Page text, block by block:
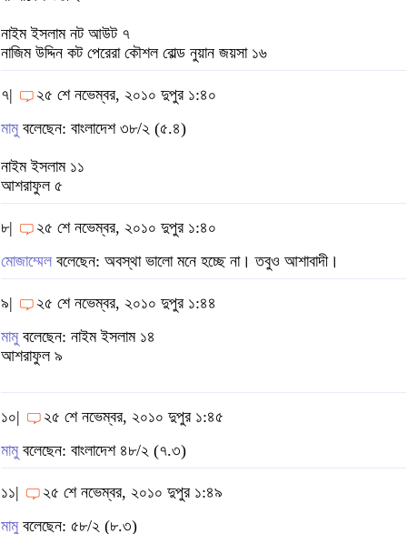
নাইম ইসলাম নট আউট ৭
নাজিম উদ্দিন কট পেরেরা কৌশল বোল্ড নুয়ান জয়সা ১৬
৭|
২৫ শে নভেম্বর, ২০১০ দুপুর ১:৪০
মামুবলেছেন: বাংলাদেশ ৩৮/২ (৫.৪)
নাইম ইসলাম ১১
আশরাফুল ৫
৮|
২৫ শে নভেম্বর, ২০১০ দুপুর ১:৪০
মোজাম্মেল বলেছেন: অবস্থা ভালো মনে হচ্ছে না। তবুও আশাবাদী।
৯|
২৫ শে নভেম্বর, ২০১০ দুপুর ১:৪৪
মামুবলেছেন: নাইম ইসলাম ১৪
আশরাফুল ৯
১০|
২৫ শে নভেম্বর, ২০১০ দুপুর ১:৪৫
মামুবলেছেন: বাংলাদেশ ৪৮/২ (৭.৩)
১১|
২৫ শে নভেম্বর, ২০১০ দুপুর ১:৪৯
মামুবলেছেন: ৫৮/২ (৮.৩)